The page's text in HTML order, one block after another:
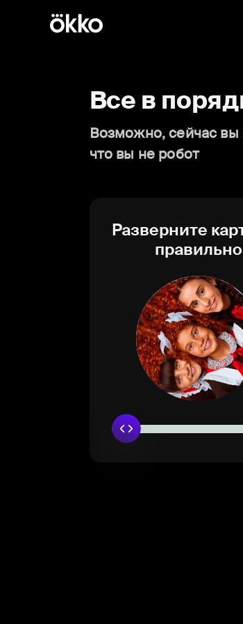
Все в
Возможно, сейчас вы
что вы не робот
Разверните
правильно